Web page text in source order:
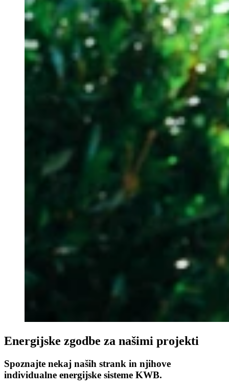
Energijske zgodbe za našimi projekti
Spoznajte nekaj naših strank in njihove
individualne energijske sisteme KWB.